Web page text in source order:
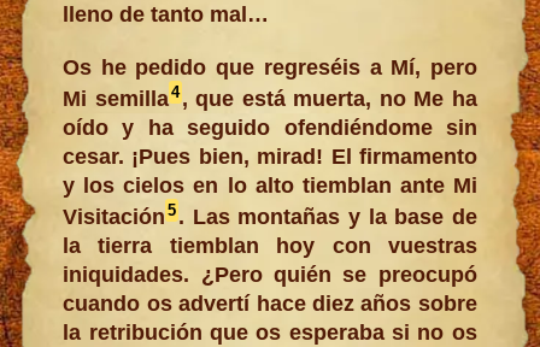
lleno de tanto mal…
Os he pedido que regreséis a Mí, pero
Mi semilla4, que está muerta, no Me ha
oído y ha seguido ofendiéndome sin
cesar. ¡Pues bien, mirad! El firmamento
y los cielos en lo alto tiemblan ante Mi
Visitación5 . Las montañas y la base de
la tierra tiemblan hoy con vuestras
iniquidades. ¿Pero quién se preocupó
cuando os advertí hace diez años sobre
la retribución que os esperaba si no os